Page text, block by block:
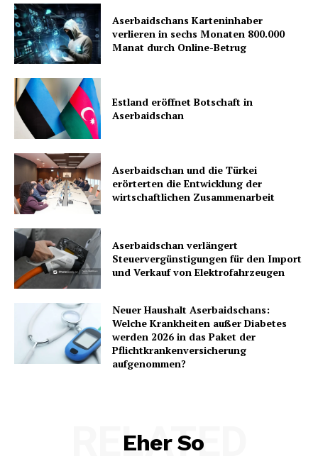
Aserbaidschans Karteninhaber
verlieren in sechs Monaten 800.000
Manat durch Online-Betrug
Estland eröffnet Botschaft in
Aserbaidschan
Aserbaidschan und die Türkei
erörterten die Entwicklung der
wirtschaftlichen Zusammenarbeit
Aserbaidschan verlängert
Steuervergünstigungen für den Import
und Verkauf von Elektrofahrzeugen
Neuer Haushalt Aserbaidschans:
Welche Krankheiten außer Diabetes
werden 2026 in das Paket der
Pflichtkrankenversicherung
aufgenommen?
Eher So
RELATED